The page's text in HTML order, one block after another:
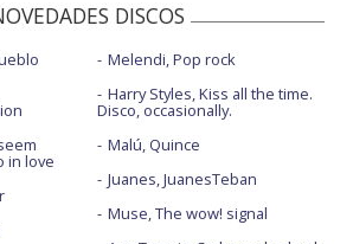
DISCOS
in love
Melendi, Pop rock
Harry Styles, Kiss all the time.
Disco, occasionally.
Malú, Quince
Juanes, JuanesTeban
Muse, The wow! signal